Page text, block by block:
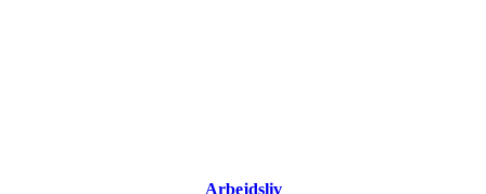
Arbejdsliv